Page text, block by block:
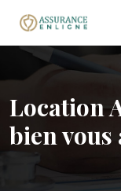
Location
bien vous